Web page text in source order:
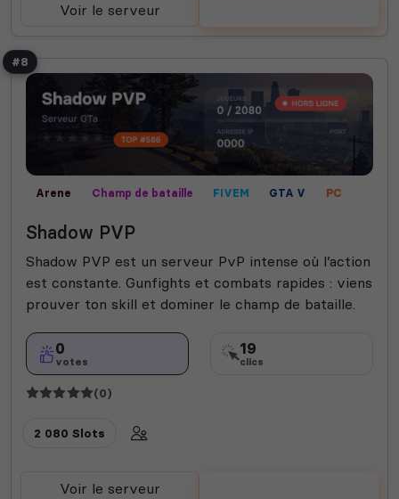
Voir le serveur
#8
Arene Champ de bataille FIVEM GTA V
PC
Shadow PVP
Shadow PVP est un serveur PvP intense où l’action
est constante. Gunfights et combats rapides : viens
prouver ton skill et dominer le champ de bataille.
0
votes
19
clics
(0)
2 080 Slots
Voir le serveur